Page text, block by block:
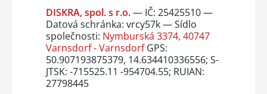
DISKRA, spol. s r.o.— IČ: 25425510 —
Datová schránka: vrcy57k — Sídlo
společnosti: Nymburská 3374, 40747
Varnsdorf - VarnsdorfGPS:
50.907193875379, 14.634410336556; S-
JTSK: -715525.11 -954704.55; RUIAN:
27798445